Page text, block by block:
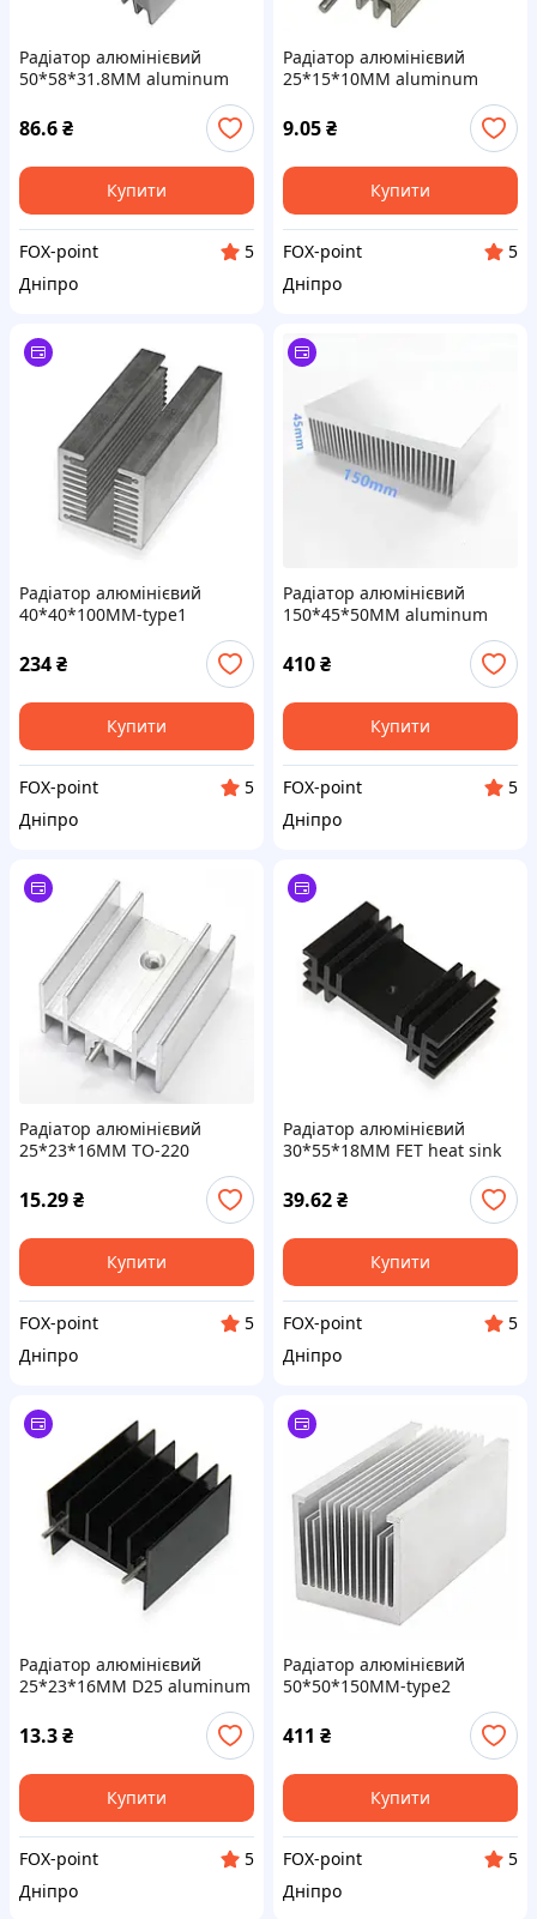
Радіатор алюмінієвий
50*58*31.8MM aluminum
86.6₴
Купити
FOX-point
5
Дніпро
Радіатор алюмінієвий
25*15*10MM aluminum
9.05₴
Купити
FOX-point
5
Дніпро
Радіатор алюмінієвий
40*40*100MM-type1
234₴
Купити
FOX-point
5
Дніпро
Радіатор алюмінієвий
150*45*50MM aluminum
410₴
Купити
FOX-point
5
Дніпро
Радіатор алюмінієвий
25*23*16MM TO-220
aluminum heat sink (with
pin)
15.29₴
Купити
FOX-point
5
Дніпро
Радіатор алюмінієвий
30*55*18MM FET heat sink
39.62₴
Купити
FOX-point
5
Дніпро
Радіатор алюмінієвий
25*23*16MM D25 aluminum
13.3₴
Купити
FOX-point
5
Дніпро
Радіатор алюмінієвий
50*50*150MM-type2
411 ₴
Купити
FOX-point
5
Дніпро